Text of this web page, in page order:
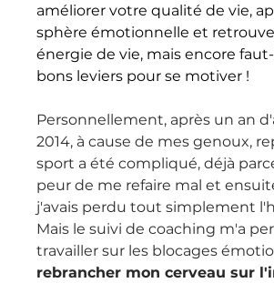
améliorer votre qualité de vie,
sphère émotionnelle et
énergie de vie, mais encore
bons leviers pour se motiver !
Personnellement, après un an
2014, à cause de mes genoux,
sport a été compliqué, déjà
peur de me refaire mal et
j'avais perdu tout simplement
Mais le suivi de coaching m'a
travailler sur les blocages
rebrancher mon cerveau sur